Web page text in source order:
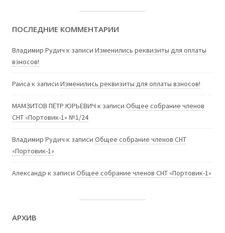
ПОСЛЕДНИЕ КОММЕНТАРИИ
Владимир Рудич к записи Изменились реквизиты для оплаты
взносов!
Раиса к записи Изменились реквизиты для оплаты взносов!
МАМЗИТОВ ПЁТР ЮРЬЕВИЧ к записи Общее собрание членов
СНТ «Портовик-1» №1/24
Владимир Рудич к записи Общее собрание членов СНТ
«Портовик-1»
Александр к записи Общее собрание членов СНТ «Портовик-1»
АРХИВ